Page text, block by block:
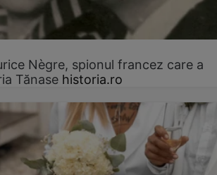
Nègre, spionul francez care a
Tănase historia.ro